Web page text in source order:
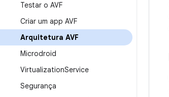
Testar o AVF
Criar um app AVF
Arquitetura AVF
Microdroid
VirtualizationService
Segurança